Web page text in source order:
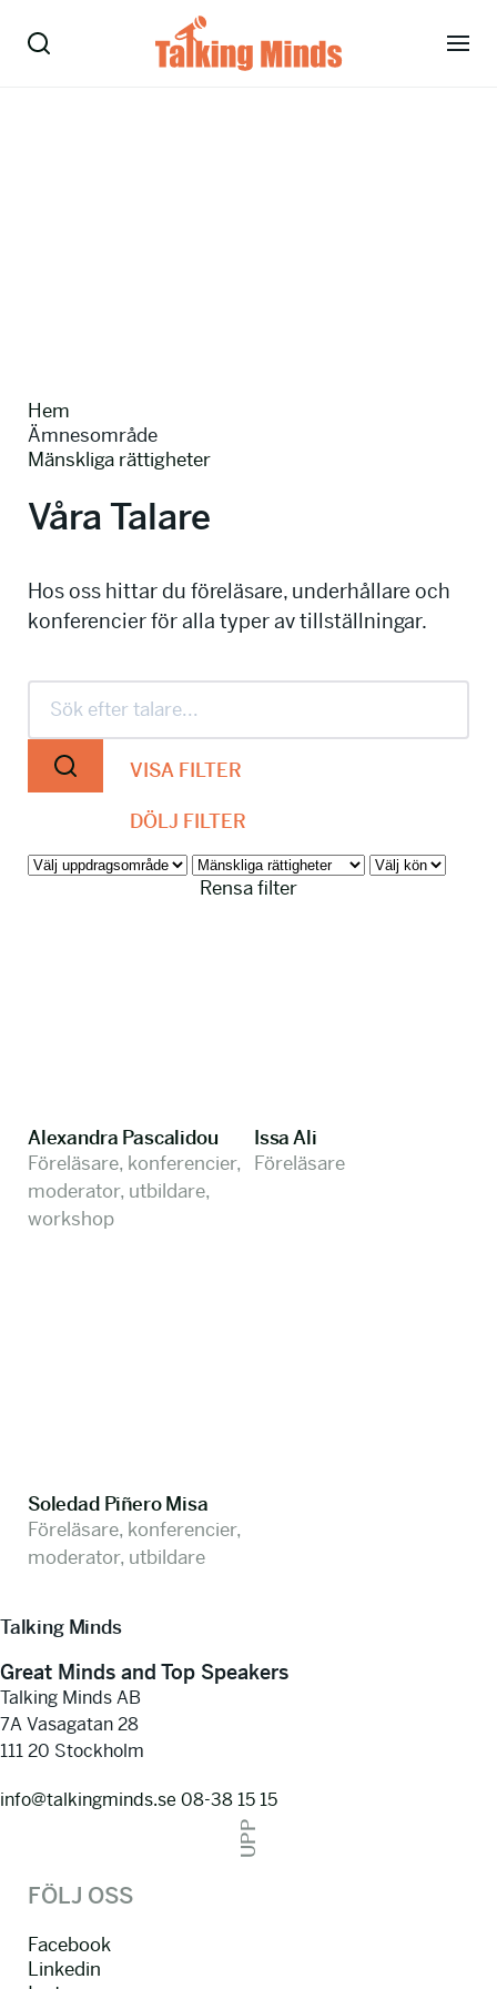
Kontakt
08-38 15 15
info@talkingminds.se
Hem
Ämnesområde
Mänskliga rättigheter
Våra Talare
Hos oss hittar du föreläsare, underhållare och
konferencier för alla typer av tillställningar.
VISA FILTER
DÖLJ FILTER
Rensa filter
Alexandra Pascalidou
Föreläsare, konferencier,
moderator, utbildare,
workshop
Issa Ali
Föreläsare
Soledad Piñero Misa
Föreläsare, konferencier,
moderator, utbildare
Talking Minds
Great Minds and Top Speakers
Talking Minds AB
7A Vasagatan 28
111 20 Stockholm
info@talkingminds.se 08-38 15 15
UPP
FÖLJ OSS
Facebook
Linkedin